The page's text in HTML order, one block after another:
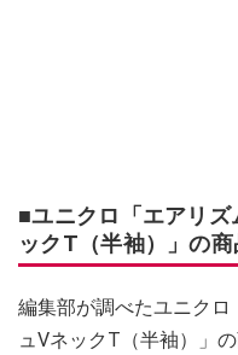
■ユニクロ「エアリ
ックT（半袖）」の
編集部が調べたユニク
ュVネックT（半袖）」